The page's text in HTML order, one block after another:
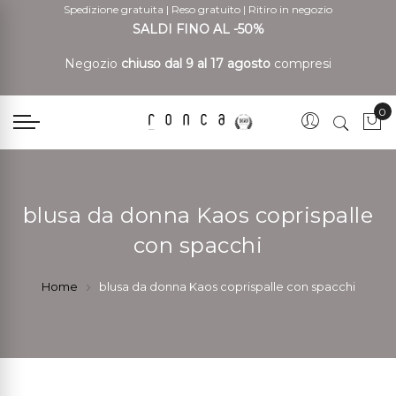
Spedizione gratuita | Reso gratuito | Ritiro in negozio
SALDI FINO AL -50%
Negozio chiuso dal 9 al 17 agosto compresi
0
blusa da donna Kaos coprispalle
con spacchi
Home blusa da donna Kaos coprispalle con spacchi